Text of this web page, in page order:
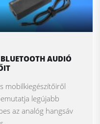
AUDIÓ
mobilkiegészítőiről
legújabb
az analóg hangsáv